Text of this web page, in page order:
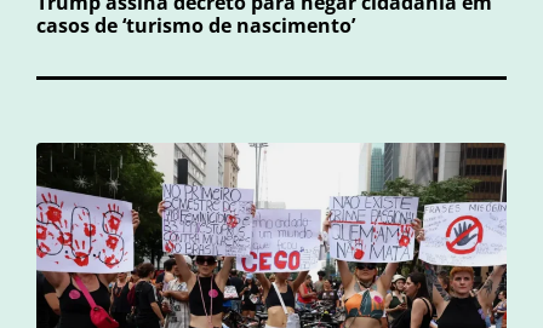
casos de ‘turismo de nascimento’